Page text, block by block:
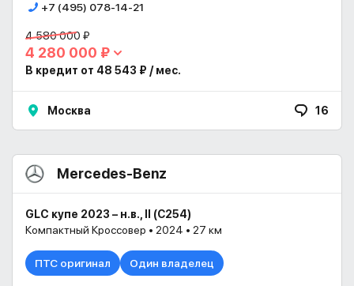
+7 (495) 078-14-21
4 580 000 ₽
4 280 000 ₽
В кредит от 48 543 ₽ / мес.
Москва 16
Mercedes-Benz
GLC купе 2023 – н.в., II (С254)
Компактный Кроссовер • 2024 • 27 км
ПТС оригинал Один владелец